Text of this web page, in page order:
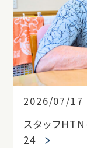
2026/07/17
スタッフ
24